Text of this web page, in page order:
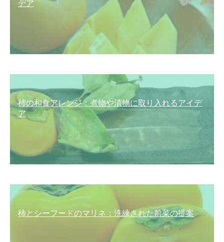
デア
柿の和食アレンジ：煮物や漬物に取り入れるアイデ
ア
柿とシーフードのマリネ：洗練された前菜の提案